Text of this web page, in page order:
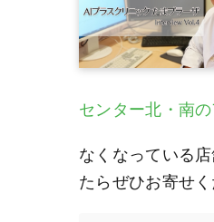
センター北・南
なくなっている
たらぜひお寄せく